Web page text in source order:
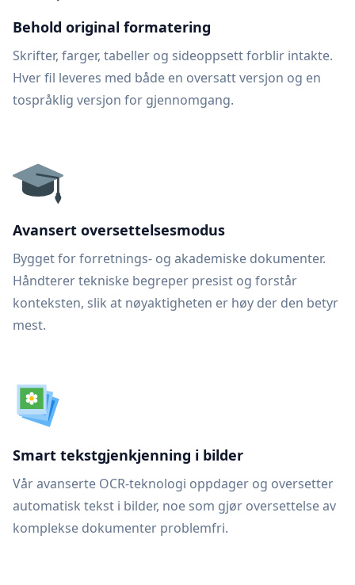
Behold original formatering
Skrifter, farger, tabeller og sideoppsett forblir intakte.
Hver fil leveres med både en oversatt versjon og en
tospråklig versjon for gjennomgang.
Avansert oversettelsesmodus
Bygget for forretnings- og akademiske dokumenter.
Håndterer tekniske begreper presist og forstår
konteksten, slik at nøyaktigheten er høy der den betyr
mest.
Smart tekstgjenkjenning i bilder
Vår avanserte OCR-teknologi oppdager og oversetter
automatisk tekst i bilder, noe som gjør oversettelse av
komplekse dokumenter problemfri.